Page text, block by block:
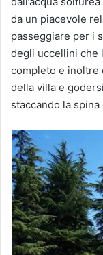
da un piacevole
passeggiare per i
degli uccellini che
completo e inoltre
della villa e
staccando la